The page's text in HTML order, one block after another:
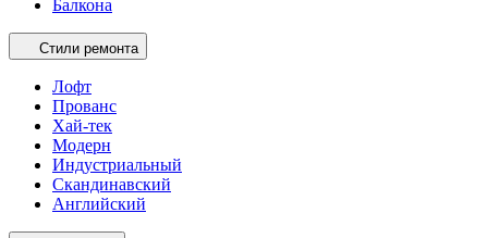
Балкона
Стили ремонта
Лофт
Прованс
Хай-тек
Модерн
Индустриальный
Скандинавский
Английский